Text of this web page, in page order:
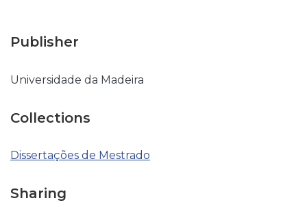
Publisher
Universidade da Madeira
Collections
Dissertações de Mestrado
Sharing